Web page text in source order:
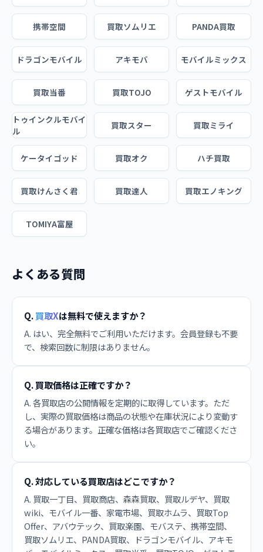
携帯空間 買取ソムリエ PANDA買取
ドラゴンモバイル アキモバ モバイルミックス
買取当番 買取TOJO ゲストモバイル
トゥインクルモバイ
ル
買取スター 買取ミライ
ケータイゴッド 買取オク ハチ買取
買取けんさく君 買取達人 買取エノキング
TOMIYA富屋
よくある質問
Q.買取Xは無料で使えますか？
A. はい、完全無料でご利用いただけます。会員登録も不要
で、検索回数に制限はありません。
Q. 買取価格は正確ですか？
A. 各買取店の公開情報を定期的に取得しています。ただ
し、実際の買取価格は商品の状態や在庫状況により変動す
る場合があります。正確な価格は各買取店でご確認くださ
い。
Q. 対応している買取店はどこですか？
A. 買取一丁目、買取商店、森森買取、買取ルデヤ、買取
wiki、モバイル一番、家電市場、買取ホムラ、買取Top
Offer、アバウテック、買取楽園、モバステ、携帯空間、
買取ソムリエ、PANDA買取、ドラゴンモバイル、アキモ